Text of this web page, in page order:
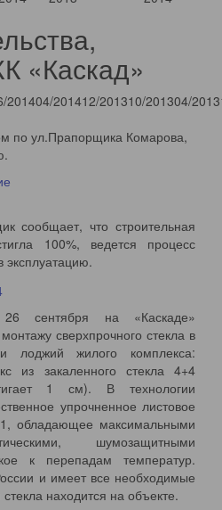
«Каскад»
201404/201412/201310/201304/2013
по ул.Прапорщика Комарова,
сообщает, что строительная
100%, ведется процесс
эксплуатацию.
сентября на «Каскаде»
сверхпрочного стекла в
лоджий жилого комплекса:
из закаленного стекла 4+4
1 см). В технологии
упрочненное листовое
обладающее максимальными
шумозащитными
к перепадам температур.
и имеет все необходимые
находится на объекте.